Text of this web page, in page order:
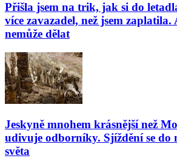
Přišla jsem na trik, jak si do
více zavazadel, než jsem
nemůže dělat
Jeskyně mnohem krásnější než
udivuje odborníky. Sjíždění se do
světa